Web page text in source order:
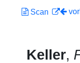
Scan
Keller,